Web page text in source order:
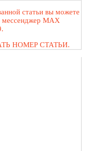
статьи вы можете
мессенджер MAX
НОМЕР СТАТЬИ.